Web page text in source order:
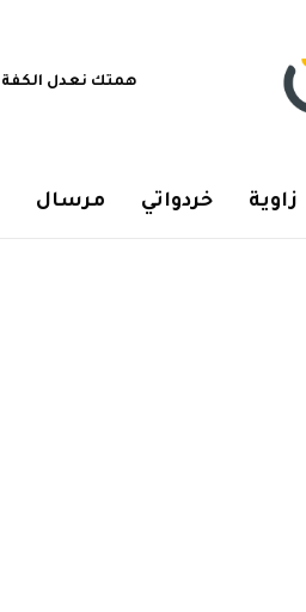
همتك نعدل الكفة
زاوية خردواتي مرسال